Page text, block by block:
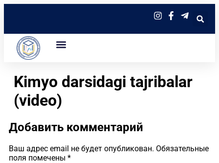
Kimyo darsidagi tajribalar
(video)
Добавить комментарий
Ваш адрес email не будет опубликован. Обязательные
поля помечены *